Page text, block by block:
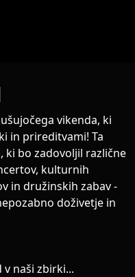
vikenda, ki
in prireditvami! Ta
ki bo zadovoljil različne
kulturnih
in družinskih zabav -
doživetje in
naši zbirki...